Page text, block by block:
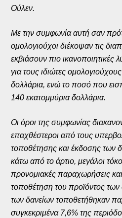
Ούλεν.
Με την συμφωνία αυτή σαν
ομολογιούχοι διέκοψαν τις
εκβιάσουν πιο ικανοποιητικές
για τους ιδιώτες
δολλάρια, ενώ το ποσό που
140 εκατομμύρια δολλάρια.
Οι όροι της συμφωνίας
επαχθέστεροι από τους
τοποθέτησης και έκδοσης των
κάτω από το άρτιο, μεγάλοι
προνομιακές παραχωρήσεις
τοποθέτηση του προϊόντος
των δανείων τοποθετήθηκαν
συγκεκριμένα 7,6% της